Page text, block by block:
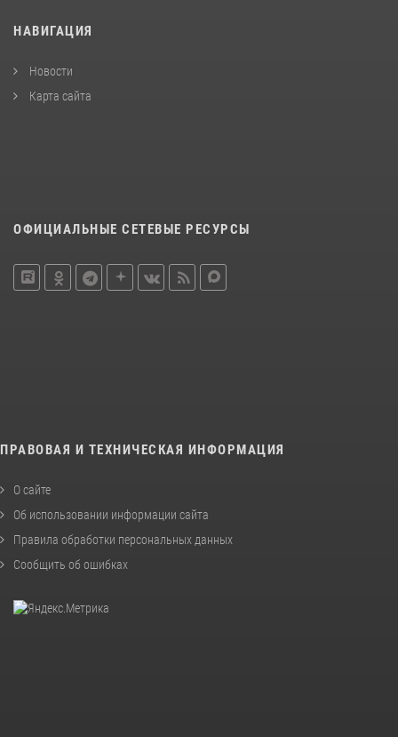
НАВИГАЦИЯ
Новости
Карта сайта
ОФИЦИАЛЬНЫЕ СЕТЕВЫЕ РЕСУРСЫ
ПРАВОВАЯ И ТЕХНИЧЕСКАЯ ИНФОРМАЦИЯ
О сайте
Об использовании информации сайта
Правила обработки персональных данных
Сообщить об ошибках